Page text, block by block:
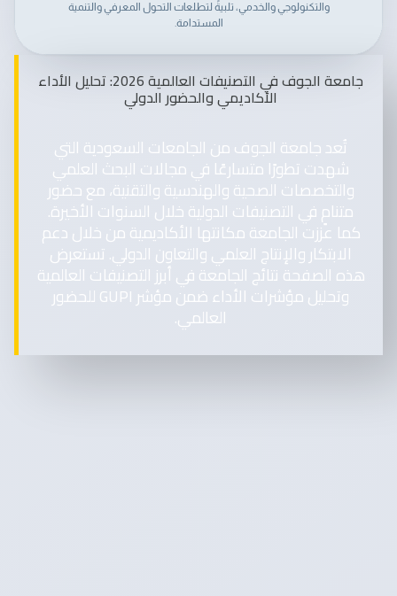
والتكنولوجي والخدمي، تلبيةً لتطلعات التحول المعرفي والتنمية
المستدامة.
جامعة الجوف في التصنيفات العالمية 2026: تحليل الأداء
الأكاديمي والحضور الدولي
تُعد جامعة الجوف من الجامعات السعودية التي
شهدت تطورًا متسارعًا في مجالات البحث العلمي
والتخصصات الصحية والهندسية والتقنية، مع حضور
متنامٍ في التصنيفات الدولية خلال السنوات الأخيرة.
كما عززت الجامعة مكانتها الأكاديمية من خلال دعم
الابتكار والإنتاج العلمي والتعاون الدولي. تستعرض
هذه الصفحة نتائج الجامعة في أبرز التصنيفات العالمية
وتحليل مؤشرات الأداء ضمن مؤشر GUPI للحضور
العالمي.